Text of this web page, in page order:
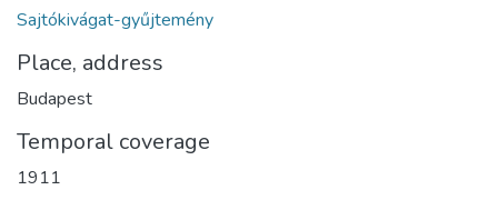
Sajtókivágat-gyűjtemény
Place, address
Budapest
Temporal coverage
1911